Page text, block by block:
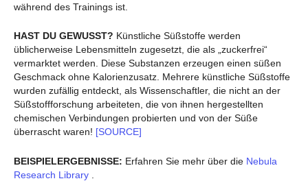
während des Trainings ist.
HAST DU GEWUSST? Künstliche Süßstoffe werden
üblicherweise Lebensmitteln zugesetzt, die als „zuckerfrei“
vermarktet werden. Diese Substanzen erzeugen einen süßen
Geschmack ohne Kalorienzusatz. Mehrere künstliche Süßstoffe
wurden zufällig entdeckt, als Wissenschaftler, die nicht an der
Süßstoffforschung arbeiteten, die von ihnen hergestellten
chemischen Verbindungen probierten und von der Süße
überrascht waren! [SOURCE]
BEISPIELERGEBNISSE: Erfahren Sie mehr über die Nebula
Research Library